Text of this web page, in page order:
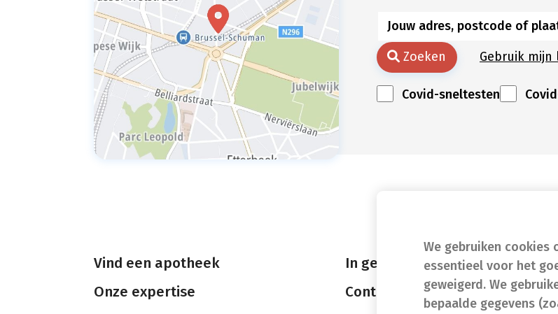
We gebruiken cookies
essentieel voor het
geweigerd. We
bepaalde gegevens
Zoeken Gebruik mijn
Covid-sneltesten
Vind een apotheek
Onze expertise
In geval van nood
Contact